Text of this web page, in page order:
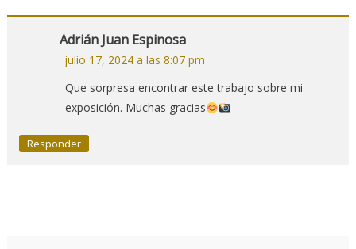
Adrián Juan Espinosa
julio 17, 2024 a las 8:07 pm
Que sorpresa encontrar este trabajo sobre mi
exposición. Muchas gracias
Responder